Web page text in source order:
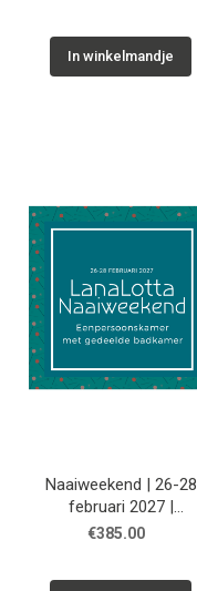
In winkelmandje
Naaiweekend | 26-28
februari 2027 |
Eénpersoonskamer,
€385.00